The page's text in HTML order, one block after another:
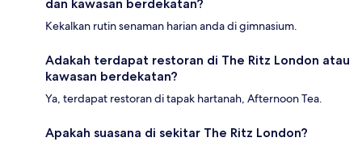
dan kawasan berdekatan?
Kekalkan rutin senaman harian anda di gimnasium.
Adakah terdapat restoran di The Ritz London atau
kawasan berdekatan?
Ya, terdapat restoran di tapak hartanah, Afternoon Tea.
Apakah suasana di sekitar The Ritz London?